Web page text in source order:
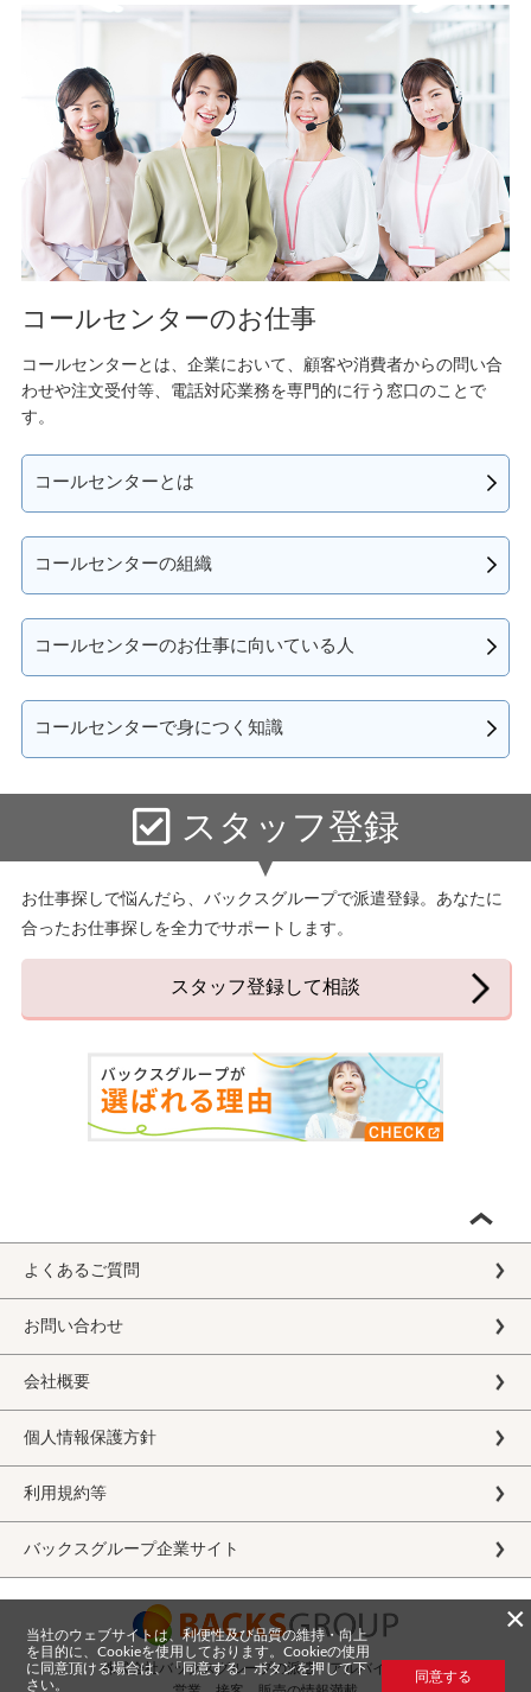
コールセンターのお仕事
コールセンターとは、企業において、顧客や消費者からの問い合
わせや注文受付等、電話対応業務を専門的に行う窓口のことで
す。
コールセンターとは
コールセンターの組織
コールセンターのお仕事に向いている人
コールセンターで身につく知識
スタッフ登録
お仕事探しで悩んだら、バックスグループで派遣登録。あなたに
合ったお仕事探しを全力でサポートします。
スタッフ登録して相談
よくあるご質問
お問い合わせ
会社概要
個人情報保護方針
利用規約等
バックスグループ企業サイト
株式会社バックスグループの派遣・アルバイト求人
×
当社のウェブサイトは、利便性及び品質の維持・向上
を目的に、Cookieを使用しております。Cookieの使用
に同意頂ける場合は、「同意する」ボタンを押して下
さい。
同意する